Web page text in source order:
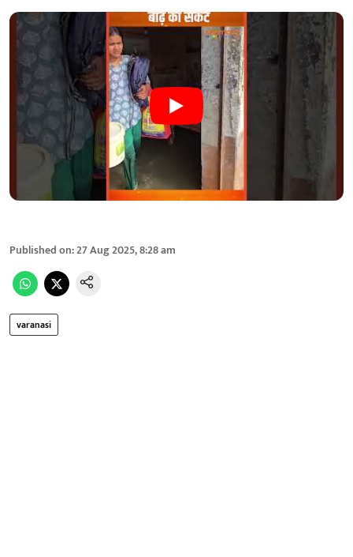
Published on:27 Aug 2025, 8:28 am
varanasi